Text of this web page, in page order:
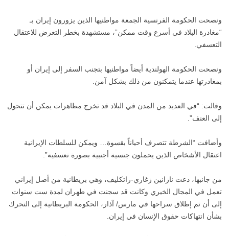
ونصحت الحكومة الفرنسية الجمعة مواطنيها الذين يزورون إيران بـ
“مغادرة البلاد في أسرع وقت ممكن”، مستشهدة بخطر التعرض للاعتقال
التعسفي.
ونصحت الحكومة الهولندية أيضاً مواطنيها بتجنب السفر إلى إيران أو
بمغادرتها عندما يتمكنون من ذلك بشكل آمن.
وقالت: “في العديد من المدن في البلاد قد تخرج مظاهرات يمكن أن تتحول
إلى العنف”.
وأضافت “الشرطة تتصرف أحياناً بقسوة… ويمكن للسلطات الإيرانية
اعتقال الأشخاص الذين يحملون جنسية أجنبية بصورة تعسفية”.
من جانبها، دعت نازانين زغاري-راتكليف، وهي بريطانية من أصل إيراني
تعمل في المجال الخيري وكانت قد سجنت في طهران لمدة ست سنوات
إلى أن تم إطلاق سراحها في مارس/ آذار، الحكومة البريطانية إلى التحرك
بشأن انتهاكات حقوق الإنسان في إيران.